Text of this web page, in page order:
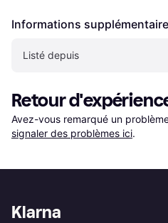
Informations
Listé depuis
Retour
Avez-vous remarqué un
signaler des problèmes ici.
Klarna